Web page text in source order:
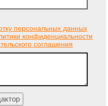
персональных данных
конфиденциальности
соглашения